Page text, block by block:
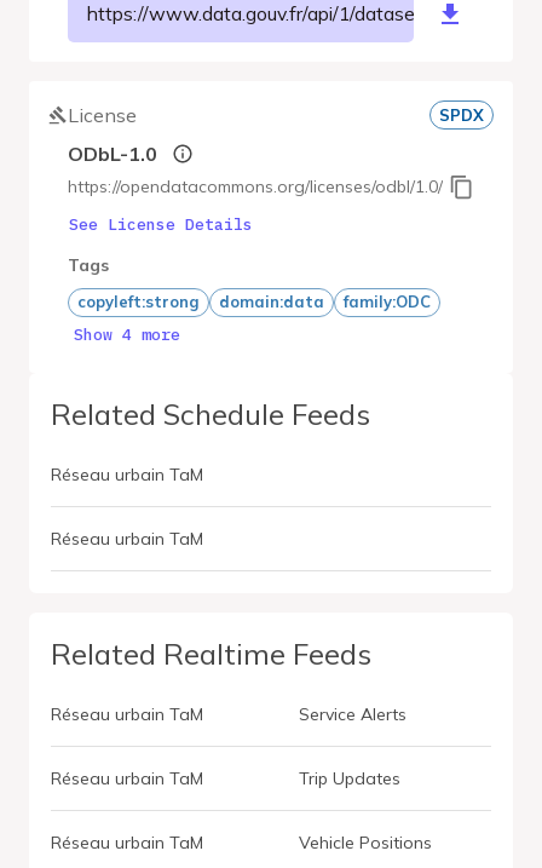
https://www.data.gouv.fr/api/1/datasets/r/
License SPDX
ODbL-1.0
https://opendatacommons.org/licenses/odbl/1.0/
See License Details
Tags
copyleft:strong domain:data family:ODC
Show 4 more
Related Schedule Feeds
Réseau urbain TaM
Réseau urbain TaM
Related Realtime Feeds
Réseau urbain TaM Service Alerts
Réseau urbain TaM Trip Updates
Réseau urbain TaM Vehicle Positions